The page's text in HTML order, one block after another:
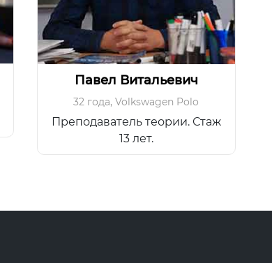
Павел Витальевич
32 года,Volkswagen Polo
Преподаватель теории. Стаж
13 лет.